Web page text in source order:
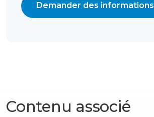
Demander des informations
Contenu associé